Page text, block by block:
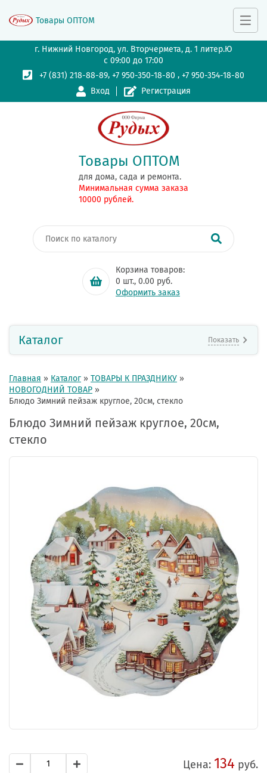
г. Нижний Новгород, ул. Вторчермета, д. 1 литер.Ю
с 09:00 до 17:00
+7 (831) 218-88-89,+7 950-350-18-80 ,+7 950-354-18-80
Вход
Регистрация
Товары ОПТОМ
для дома, сада и ремонта.
Минимальная сумма заказа
10000 рублей.
Корзина товаров:
0 шт., 0.00 руб.
Оформить заказ
Товары ОПТОМ
Каталог Показать
Главная » Каталог » ТОВАРЫ К ПРАЗДНИКУ »
НОВОГОДНИЙ ТОВАР »
Блюдо Зимний пейзаж круглое, 20см, стекло
Блюдо Зимний пейзаж круглое, 20см,
стекло
Цена: 134 руб.